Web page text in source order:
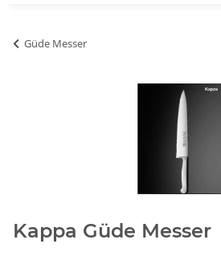
Güde Messer
Kappa Güde Messer